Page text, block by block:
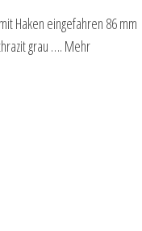
Haken eingefahren 86 mm
grau …. Mehr